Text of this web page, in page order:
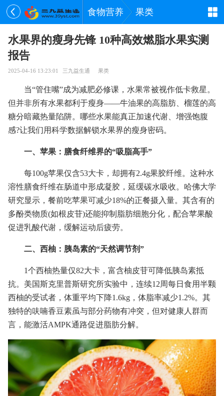
食物营养 果类
水果界的瘦身先锋 10种高效燃脂水果实测
报告
2025-04-16 13:23:01 三九益生通 果类
当“管住嘴”成为减肥必修课，水果常被视作低卡救星。
但并非所有水果都利于瘦身——牛油果的高脂肪、榴莲的高
糖分暗藏热量陷阱。哪些水果能真正加速代谢、增强饱腹
感?让我们用科学数据解锁水果界的瘦身密码。
一、苹果：膳食纤维界的“吸脂高手”
每100g苹果仅含53大卡，却拥有2.4g果胶纤维。这种水
溶性膳食纤维在肠道中形成凝胶，延缓碳水吸收。哈佛大学
研究显示，餐前吃苹果可减少18%的正餐摄入量。其含有的
多酚类物质(如根皮苷)还能抑制脂肪细胞分化，配合苹果酸
促进乳酸代谢，缓解运动后疲劳。
二、西柚：胰岛素的“天然调节剂”
1个西柚热量仅82大卡，富含柚皮苷可降低胰岛素抵
抗。美国斯克里普斯研究所实验中，连续12周每日食用半颗
西柚的受试者，体重平均下降1.6kg，体脂率减少1.2%。其
独特的呋喃香豆素虽与部分药物有冲突，但对健康人群而
言，能激活AMPK通路促进脂肪分解。